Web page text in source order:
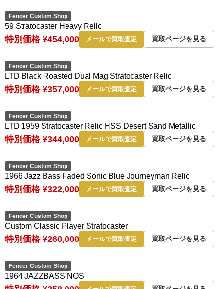
Fender Custom Shop
59 Stratocaster Heavy Relic
特別価格 ¥454,000 メールで買取査定 買取ページを見る
Fender Custom Shop
LTD Black Roasted Dual Mag Stratocaster Relic
特別価格 ¥357,000 メールで買取査定 買取ページを見る
Fender Custom Shop
LTD 1959 Stratocaster Relic HSS Desert Sand Metallic
特別価格 ¥344,000 メールで買取査定 買取ページを見る
Fender Custom Shop
1966 Jazz Bass Faded Sonic Blue Journeyman Relic
特別価格 ¥322,000 メールで買取査定 買取ページを見る
Fender Custom Shop
Custom Classic Player Stratocaster
特別価格 ¥260,000 メールで買取査定 買取ページを見る
Fender Custom Shop
1964 JAZZBASS NOS